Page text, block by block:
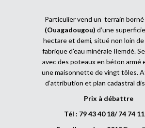
Particulier vend un terrain borné
(Ouagadougou) d’une
hectare et demi, situé non loin de
fabrique d’eau minérale Ilemdé.
avec des poteaux en béton armé
une maisonnette de vingt tôles.
d’attribution et plan cadastral
Prix à débattre
Tél : 79 43 40 18/ 74 74